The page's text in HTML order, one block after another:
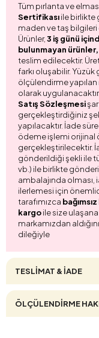
Tüm pırlanta ve
Sertifikasıile birlikte
maden ve taş bilgileri
Ürünler,3 iş günü
bulunmayan
teslim edilecektir.
farkı oluşabilir.
ölçülendirme
olarak
Satış Sözleşmesi
gerçekleştirdiğiniz
yapılacaktır. İade
ödeme işlemi orijinal
gerçekleştirilecektir.
gönderildiği şekli ile
vb.) ile birlikte
ambalajında
ilerlemesi için
tarafımızca
kargoile size
markamızdan
dileğiyle
TESLİMAT & İADE
ÖLÇÜLENDİRME